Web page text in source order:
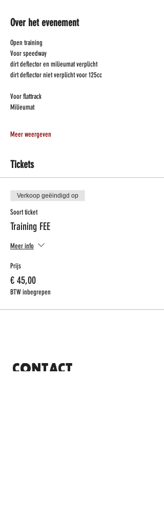
Over het evenement
Open training
Voor speedway
dirt deflector en milieumat verplicht
dirt deflector niet verplicht voor 125cc
Voor flattrack
Milieumat
Meer weergeven
Tickets
Verkoop geëindigd op
Soort ticket
Training FEE
Meer info
Prijs
€ 45,00
BTW inbegrepen
CONTACT